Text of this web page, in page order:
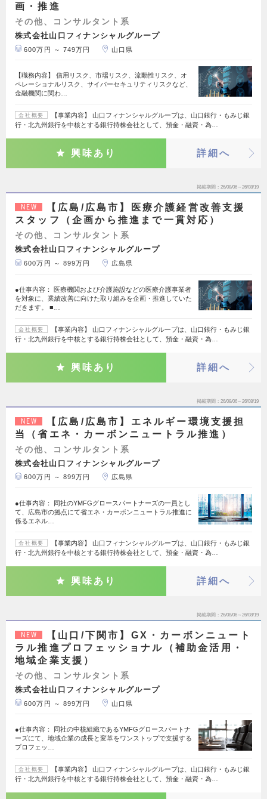
画・推進
その他、コンサルタント系
株式会社山口フィナンシャルグループ
600万円 ～ 749万円 山口県
【職務内容】 信用リスク、市場リスク、流動性リスク、オ
ペレーショナルリスク、サイバーセキュリティリスクなど、
金融機関に関わ…
会社概要
【事業内容】 山口フィナンシャルグループは、山口銀行・もみじ銀
行・北九州銀行を中核とする銀行持株会社として、預金・融資・為…
興味あり 詳細へ
掲載期間 26/08/06～26/08/19
NEW
【広島/広島市】医療介護経営改善支援
スタッフ（企画から推進まで一貫対応）
その他、コンサルタント系
株式会社山口フィナンシャルグループ
600万円 ～ 899万円 広島県
●仕事内容： 医療機関および介護施設などの医療介護事業者
を対象に、業績改善に向けた取り組みを企画・推進していた
だきます。 ■…
会社概要
【事業内容】 山口フィナンシャルグループは、山口銀行・もみじ銀
行・北九州銀行を中核とする銀行持株会社として、預金・融資・為…
興味あり 詳細へ
掲載期間 26/08/06～26/08/19
NEW
【広島/広島市】エネルギー環境支援担
当（省エネ・カーボンニュートラル推進）
その他、コンサルタント系
株式会社山口フィナンシャルグループ
600万円 ～ 899万円 広島県
●仕事内容： 同社のYMFGグロースパートナーズの一員とし
て、広島市の拠点にて省エネ・カーボンニュートラル推進に
係るエネル…
会社概要
【事業内容】 山口フィナンシャルグループは、山口銀行・もみじ銀
行・北九州銀行を中核とする銀行持株会社として、預金・融資・為…
興味あり 詳細へ
掲載期間 26/08/06～26/08/19
NEW
【山口/下関市】GX・カーボンニュート
ラル推進プロフェッショナル（補助金活用・
地域企業支援）
その他、コンサルタント系
株式会社山口フィナンシャルグループ
600万円 ～ 899万円 山口県
●仕事内容： 同社の中核組織であるYMFGグロースパートナ
ーズにて、地域企業の成長と変革をワンストップで支援する
プロフェッ…
会社概要
【事業内容】 山口フィナンシャルグループは、山口銀行・もみじ銀
行・北九州銀行を中核とする銀行持株会社として、預金・融資・為…